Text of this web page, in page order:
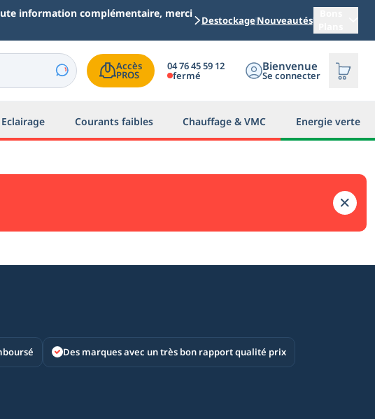
information complémentaire, merci
DestockageNouveautés
Accès
PROS
04 76 45 59 12
fermé
Bienvenue
Se connecter
Eclairage Courants faibles Chauffage & VMC Energie verte
Des marques avec un très bon rapport qualité prix